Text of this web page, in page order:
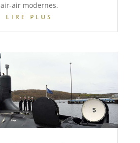
air-air modernes.
LIRE PLUS